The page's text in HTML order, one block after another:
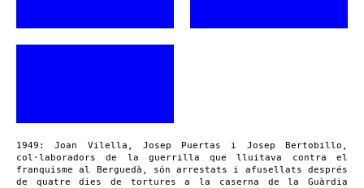
1949: Joan Vilella, Josep Puertas i Josep Bertobillo,
col·laboradors de la guerrilla que lluitava contra el
franquisme al Berguedà, són arrestats i afusellats després
de quatre dies de tortures a la caserna de la Guàrdia